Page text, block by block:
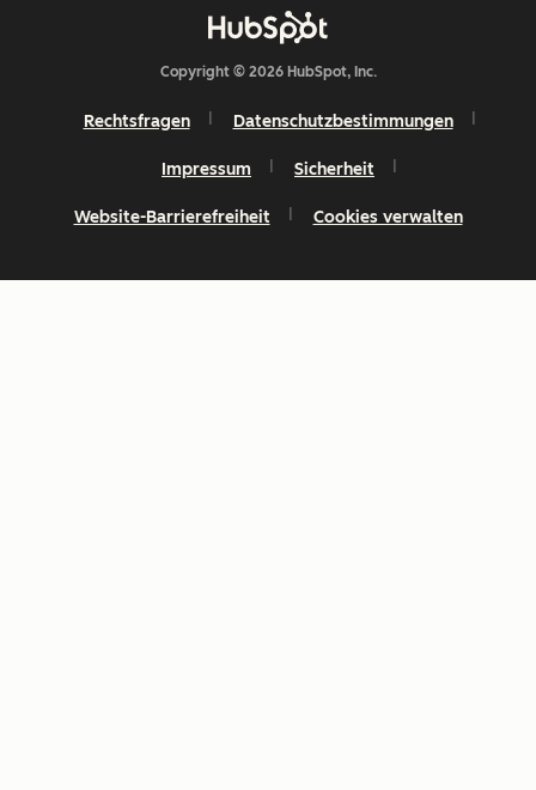
Copyright © 2026 HubSpot, Inc.
Rechtsfragen Datenschutzbestimmungen
Impressum Sicherheit
Website-Barrierefreiheit Cookies verwalten